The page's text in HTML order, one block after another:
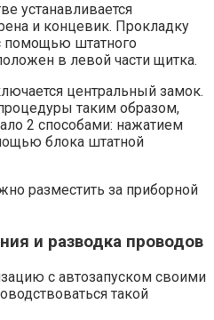
устанавливается
и концевик. Прокладку
помощью штатного
в левой части щитка.
центральный замок.
таким образом,
2 способами: нажатием
блока штатной
разместить за приборной
и разводка проводов
с автозапуском своими
такой